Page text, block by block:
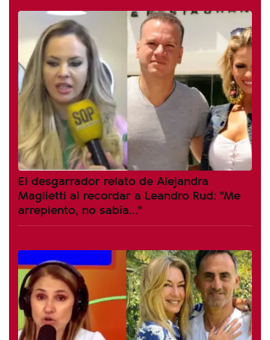
El desgarrador relato de Alejandra
Maglietti al recordar a Leandro Rud: "Me
arrepiento, no sabía..."